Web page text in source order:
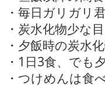
・毎日ガリガリ
・炭水化物少な目
・夕飯時の炭水
・1日3食、でも
・つけめんは食